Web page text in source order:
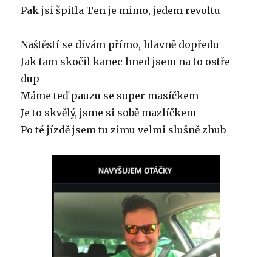
Pak jsi špitla Ten je mimo, jedem revoltu
Naštěstí se dívám přímo, hlavně dopředu
Jak tam skočil kanec hned jsem na to ostře
dup
Máme teď pauzu se super masíčkem
Je to skvělý, jsme si sobě mazlíčkem
Po té jízdě jsem tu zimu velmi slušně zhub